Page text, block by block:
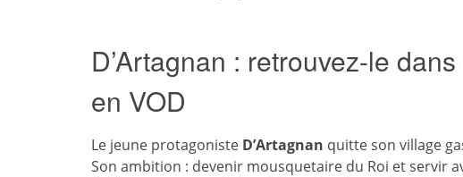
D’Artagnan : retrouvez-le
en VOD
Le jeune protagoniste D’Artagnan quitte son village
Son ambition : devenir mousquetaire du Roi et servir